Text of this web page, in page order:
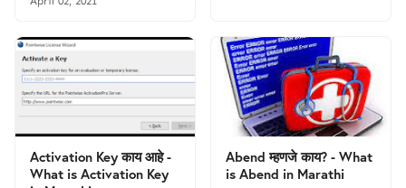
Activation Key काय आहे -
What is Activation Key
Abend म्हणजे काय? - What
is Abend in Marathi